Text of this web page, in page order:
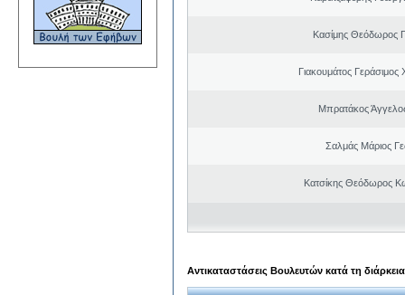
Κασίμης Θεόδωρος
Γιακουμάτος
Μπρατάκος
Σαλμάς Μάριος
Κατσίκης Θεόδωρος
Αντικαταστάσεις Βουλευτών κατά τη